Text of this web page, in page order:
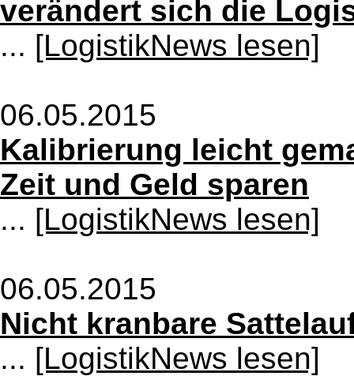
verändert sich die
... [LogistikNews lesen]
06.05.2015
Kalibrierung leicht
Zeit und Geld sparen
... [LogistikNews lesen]
06.05.2015
Nicht kranbare
... [LogistikNews lesen]